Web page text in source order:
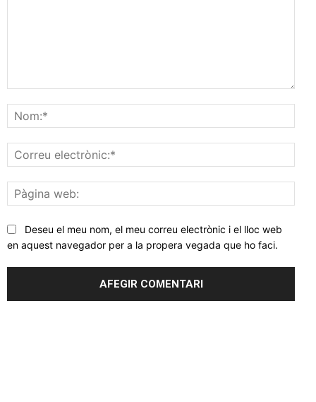
web:
Deseu el meu nom, el meu correu electrònic i el lloc web
en aquest navegador per a la propera vegada que ho faci.